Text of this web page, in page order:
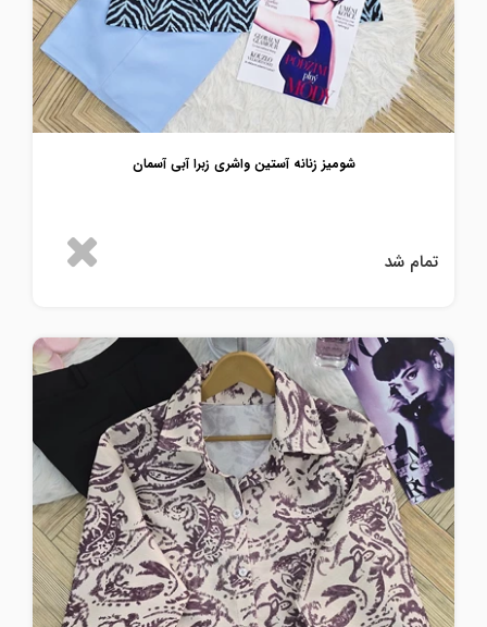
شومیز زنانه آستین واشری زبرا آبی آسمان
تمام شد